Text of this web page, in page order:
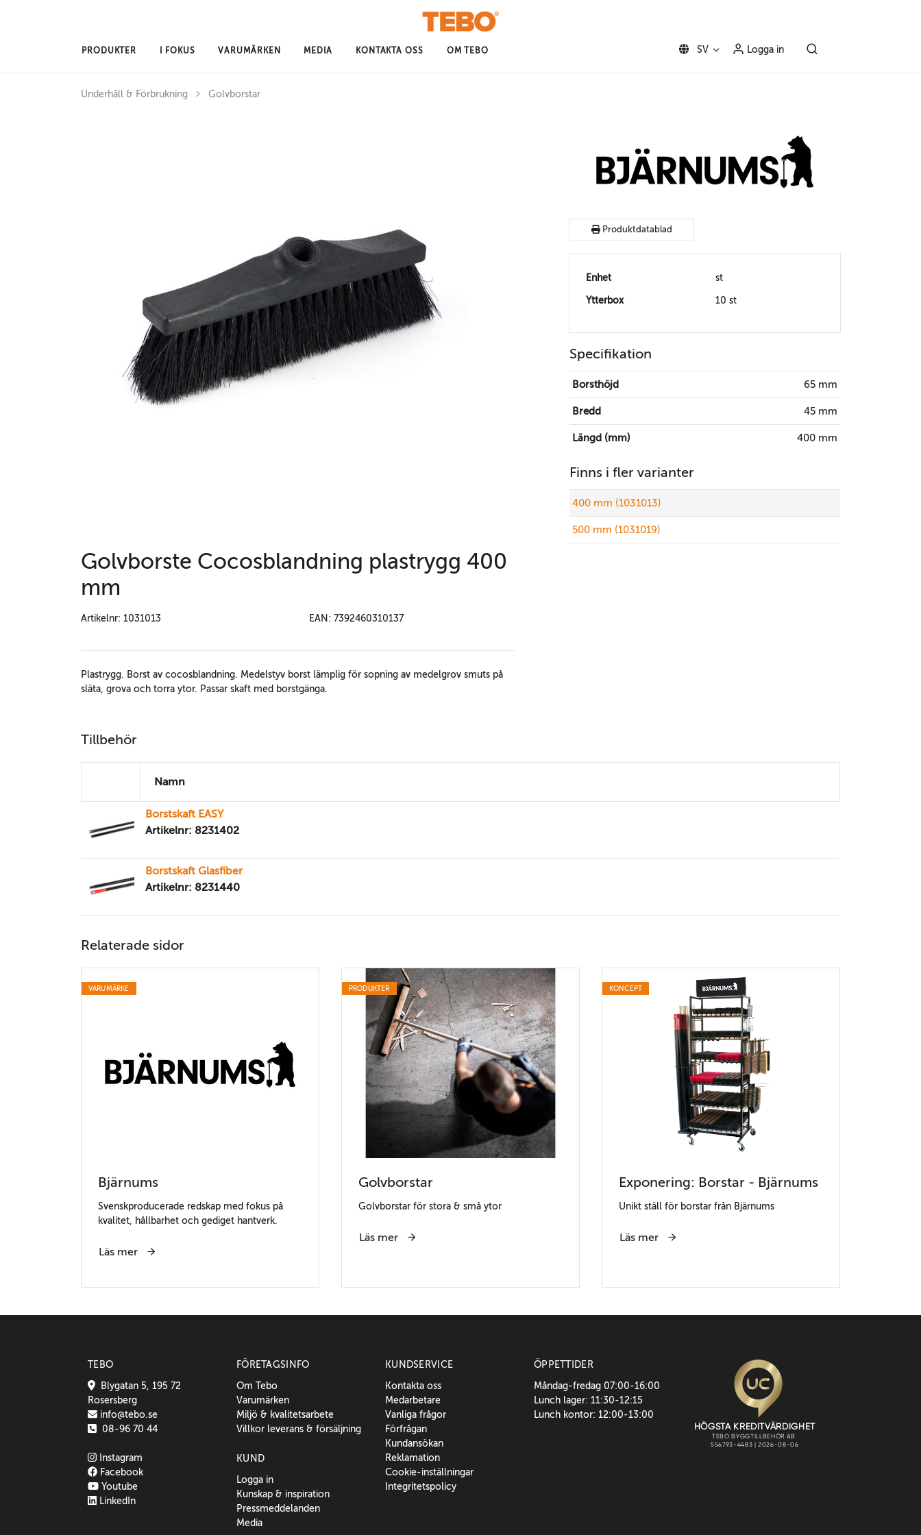
PRODUKTER I FOKUS VARUMÄRKEN MEDIA KONTAKTA OSS OM TEBO SV Logga in
Underhåll & Förbrukning Golvborstar
Golvborste Cocosblandning plastrygg 400
mm
Artikelnr: 1031013 EAN: 7392460310137
Plastrygg. Borst av cocosblandning. Medelstyv borst lämplig för sopning av medelgrov smuts på
släta, grova och torra ytor. Passar skaft med borstgänga.
Produktdatablad
Enhet st
Ytterbox 10 st
Specifikation
Borsthöjd 65 mm
Bredd 45 mm
Längd (mm) 400 mm
Finns i fler varianter
400 mm (1031013)
500 mm (1031019)
Tillbehör
Namn
Borstskaft EASY
Artikelnr: 8231402
Borstskaft Glasfiber
Artikelnr: 8231440
Relaterade sidor
VARUMÄRKE
Bjärnums
Svenskproducerade redskap med fokus på
kvalitet, hållbarhet och gediget hantverk.
Läs mer
PRODUKTER
Golvborstar
Golvborstar för stora & små ytor
Läs mer
KONCEPT
Exponering: Borstar - Bjärnums
Unikt ställ för borstar från Bjärnums
Läs mer
TEBO
Blygatan 5, 195 72
Rosersberg
info@tebo.se
08-96 70 44
Instagram
Facebook
Youtube
LinkedIn
FÖRETAGSINFO
Om Tebo
Varumärken
Miljö & kvalitetsarbete
Villkor leverans & försäljning
KUND
Logga in
Kunskap & inspiration
Pressmeddelanden
Media
KUNDSERVICE
Kontakta oss
Medarbetare
Vanliga frågor
Förfrågan
Kundansökan
Reklamation
Cookie-inställningar
Integritetspolicy
ÖPPETTIDER
Måndag-fredag 07:00-16:00
Lunch lager: 11:30-12:15
Lunch kontor: 12:00-13:00